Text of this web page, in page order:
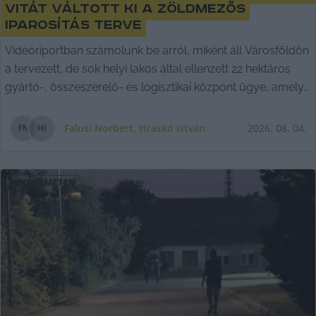
vitát váltott ki a zöldmezős
iparosítás terve
Videóriportban számolunk be arról, miként áll Városföldön
a tervezett, de sok helyi lakos által ellenzett 22 hektáros
gyártó-, összeszerelő- és logisztikai központ ügye, amely
egy lakóházakkal határos ingatlanon és környezetében
FN HI Falusi Norbert, Hraskó István 2026. 08. 04.
KECSKEMÉTEN